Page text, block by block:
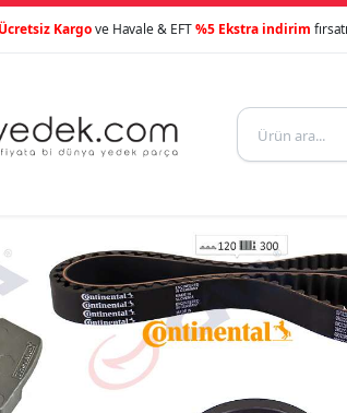
Ücretsiz Kargove Havale & EFT%5 Ekstra indirim